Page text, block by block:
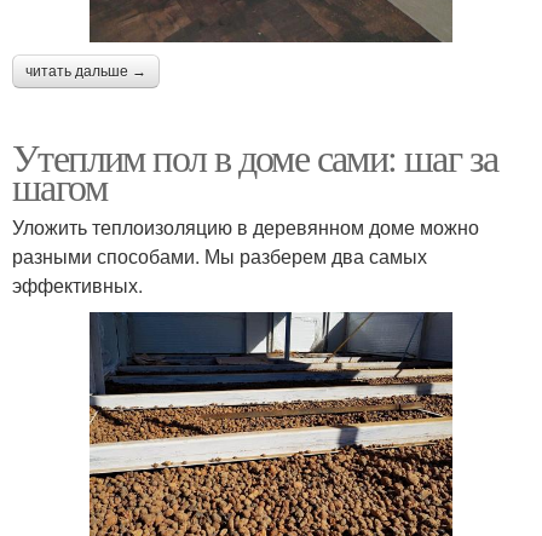
читать дальше →
Утеплим пол в доме сами: шаг за
шагом
Уложить теплоизоляцию в деревянном доме можно
разными способами. Мы разберем два самых
эффективных.